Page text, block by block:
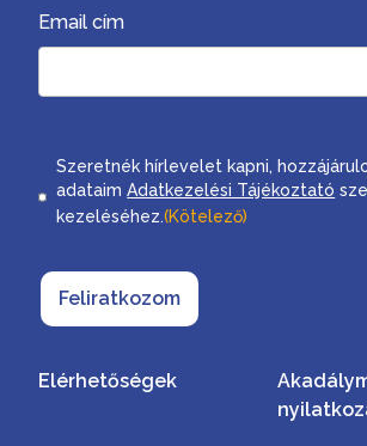
Email cím
Consent
Szeretnék hírlevelet kapni,
adataimAdatkezelési Tájékoztató
kezeléséhez.(Kötelező)
Feliratkozom
Elérhetőségek